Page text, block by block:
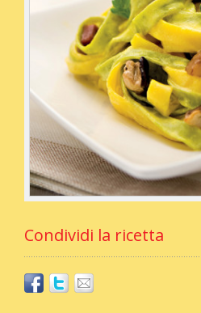
Condividi la ricetta